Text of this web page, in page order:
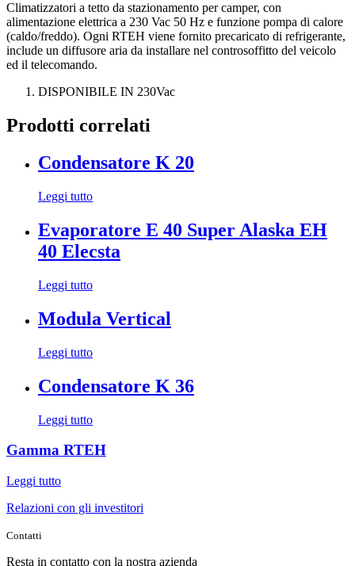
Climatizzatori a tetto da stazionamento per camper, con
alimentazione elettrica a 230 Vac 50 Hz e funzione pompa di calore
(caldo/freddo). Ogni RTEH viene fornito precaricato di refrigerante,
include un diffusore aria da installare nel controsoffitto del veicolo
ed il telecomando.
DISPONIBILE IN 230Vac
Prodotti correlati
Condensatore K 20
Leggi tutto
Evaporatore E 40 Super Alaska EH
40 Elecsta
Leggi tutto
Modula Vertical
Leggi tutto
Condensatore K 36
Leggi tutto
Gamma RTEH
Leggi tutto
Relazioni con gli investitori
Contatti
Resta in contatto con la nostra azienda